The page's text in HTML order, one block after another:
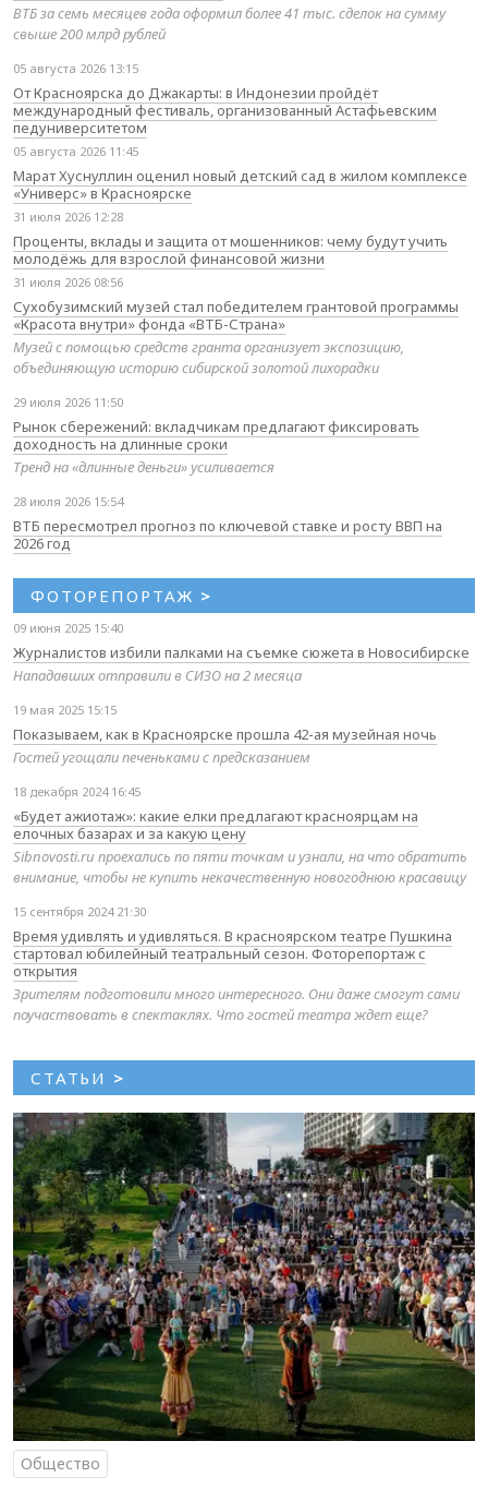
ВТБ за семь месяцев года оформил более 41 тыс. сделок на сумму
свыше 200 млрд рублей
05 августа 2026 13:15
От Красноярска до Джакарты: в Индонезии пройдёт
международный фестиваль, организованный Астафьевским
педуниверситетом
05 августа 2026 11:45
Марат Хуснуллин оценил новый детский сад в жилом комплексе
«Универс» в Красноярске
31 июля 2026 12:28
Проценты, вклады и защита от мошенников: чему будут учить
молодёжь для взрослой финансовой жизни
31 июля 2026 08:56
Сухобузимский музей стал победителем грантовой программы
«Красота внутри» фонда «ВТБ-Страна»
Музей с помощью средств гранта организует экспозицию,
объединяющую историю сибирской золотой лихорадки
29 июля 2026 11:50
Рынок сбережений: вкладчикам предлагают фиксировать
доходность на длинные сроки
Тренд на «длинные деньги» усиливается
28 июля 2026 15:54
ВТБ пересмотрел прогноз по ключевой ставке и росту ВВП на
2026 год
ФОТОРЕПОРТАЖ >
09 июня 2025 15:40
Журналистов избили палками на съемке сюжета в Новосибирске
Нападавших отправили в СИЗО на 2 месяца
19 мая 2025 15:15
Показываем, как в Красноярске прошла 42-ая музейная ночь
Гостей угощали печеньками с предсказанием
18 декабря 2024 16:45
«Будет ажиотаж»: какие елки предлагают красноярцам на
елочных базарах и за какую цену
Sibnovosti.ru проехались по пяти точкам и узнали, на что обратить
внимание, чтобы не купить некачественную новогоднюю красавицу
15 сентября 2024 21:30
Время удивлять и удивляться. В красноярском театре Пушкина
стартовал юбилейный театральный сезон. Фоторепортаж с
открытия
Зрителям подготовили много интересного. Они даже смогут сами
поучаствовать в спектаклях. Что гостей театра ждет еще?
СТАТЬИ >
Общество